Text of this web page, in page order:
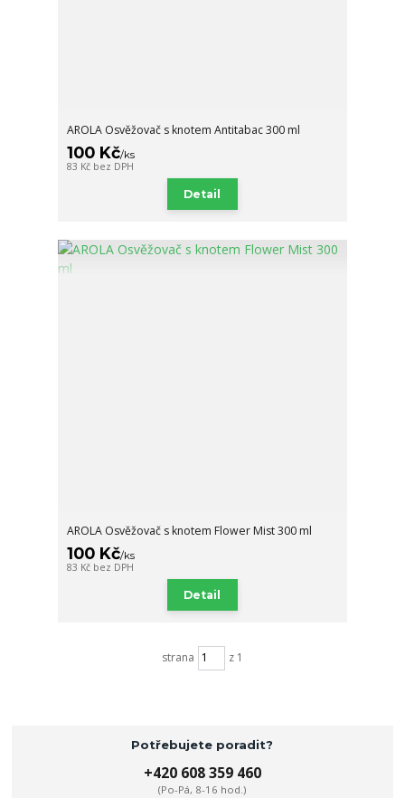
AROLA Osvěžovač s knotem Antitabac 300 ml
100 Kč/ks
83 Kč bez DPH
Detail
AROLA Osvěžovač s knotem Flower Mist 300 ml
100 Kč/ks
83 Kč bez DPH
Detail
strana z 1
Potřebujete poradit?
+420 608 359 460
(Po-Pá, 8-16 hod.)